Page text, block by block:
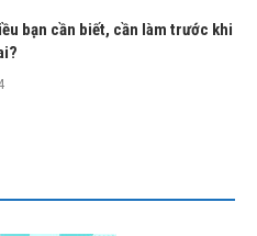
bạn cần biết, cần làm trước khi